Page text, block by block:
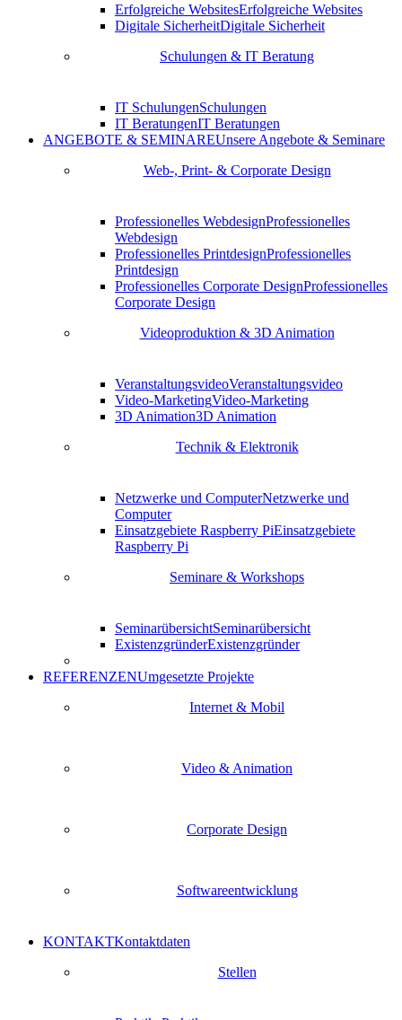
Erfolgreiche WebsitesErfolgreiche Websites
Digitale SicherheitDigitale Sicherheit
Schulungen & IT Beratung
IT SchulungenSchulungen
IT BeratungenIT Beratungen
ANGEBOTE & SEMINAREUnsere Angebote & Seminare
Web-, Print- & Corporate Design
Professionelles WebdesignProfessionelles
Webdesign
Professionelles PrintdesignProfessionelles
Printdesign
Professionelles Corporate DesignProfessionelles
Corporate Design
Videoproduktion & 3D Animation
VeranstaltungsvideoVeranstaltungsvideo
Video-MarketingVideo-Marketing
3D Animation3D Animation
Technik & Elektronik
Netzwerke und ComputerNetzwerke und
Computer
Einsatzgebiete Raspberry PiEinsatzgebiete
Raspberry Pi
Seminare & Workshops
SeminarübersichtSeminarübersicht
ExistenzgründerExistenzgründer
REFERENZENUmgesetzte Projekte
Internet & Mobil
Video & Animation
Corporate Design
Softwareentwicklung
KONTAKTKontaktdaten
Stellen